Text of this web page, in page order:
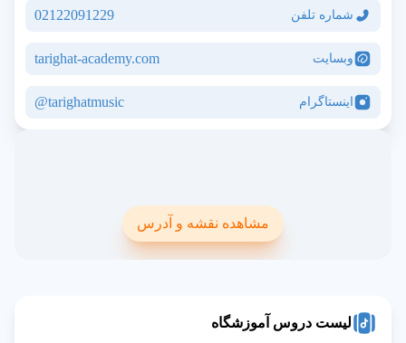
شماره تلفن 02122091229
وبسایت tarighat-academy.com
اینستاگرام tarighatmusic@
مشاهده نقشه و آدرس
لیست دروس آموزشگاه